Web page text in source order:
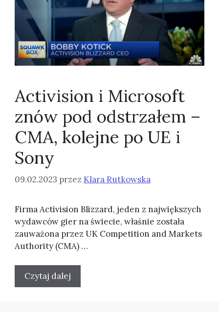
Activision i Microsoft
znów pod odstrzałem –
CMA, kolejne po UE i
Sony
09.02.2023 przez Klara Rutkowska
Firma Activision Blizzard, jeden z największych
wydawców gier na świecie, właśnie została
zauważona przez UK Competition and Markets
Authority (CMA) …
Czytaj dalej